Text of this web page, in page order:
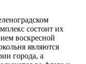
состоит их
воскресной
являются
города, а